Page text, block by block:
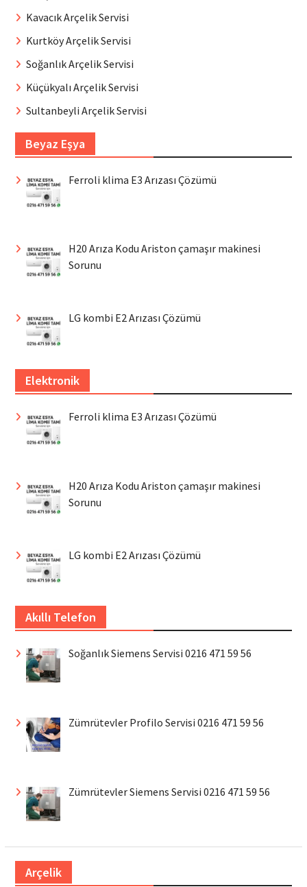
Kavacık Arçelik Servisi
Kurtköy Arçelik Servisi
Soğanlık Arçelik Servisi
Küçükyalı Arçelik Servisi
Sultanbeyli Arçelik Servisi
Beyaz Eşya
Ferroli klima E3 Arızası Çözümü
H20 Arıza Kodu Ariston çamaşır makinesi
Sorunu
LG kombi E2 Arızası Çözümü
Elektronik
Ferroli klima E3 Arızası Çözümü
H20 Arıza Kodu Ariston çamaşır makinesi
Sorunu
LG kombi E2 Arızası Çözümü
Akıllı Telefon
Soğanlık Siemens Servisi 0216 471 59 56
Zümrütevler Profilo Servisi 0216 471 59 56
Zümrütevler Siemens Servisi 0216 471 59 56
Arçelik